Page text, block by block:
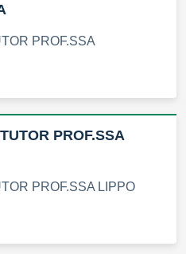
PROF.SSA
PROF.SSA
PROF.SSA LIPPO